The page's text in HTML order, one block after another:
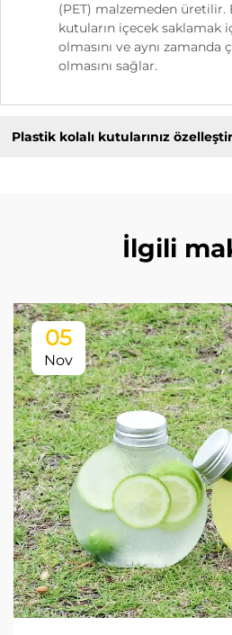
(PET) malzemeden üretilir.
kutuların içecek saklamak
olmasını ve aynı zamanda
olmasını sağlar.
Plastik kolalı kutularınız
İlgili
05
Nov